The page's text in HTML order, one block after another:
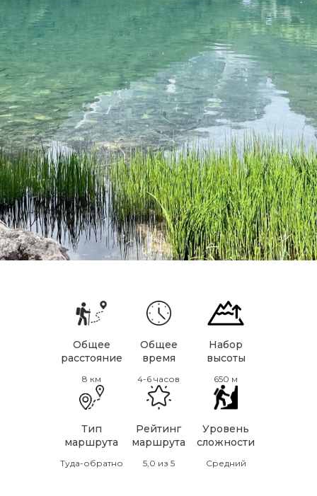
Общее
расстояние
8 км
Общее
время
4-6 часов
Набор
высоты
650 м
Тип
маршрута
Туда-обратно
Рейтинг
маршрута
5,0 из 5
Уровень
сложности
Средний